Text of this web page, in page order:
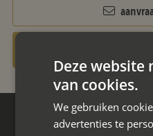
Deze
van cookies.
We gebruiken
advertenties te